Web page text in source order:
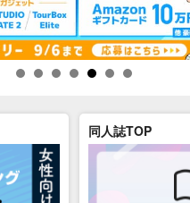
同人誌TOP